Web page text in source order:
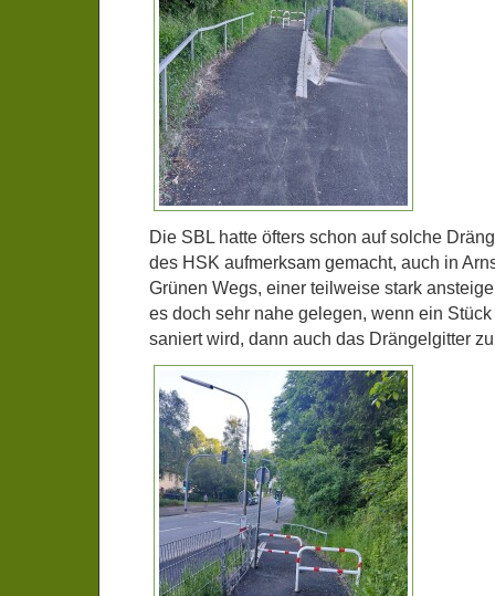
Die SBL hatte öfters schon auf solche
des HSK aufmerksam gemacht, auch in
Grünen Wegs, einer teilweise stark
es doch sehr nahe gelegen, wenn ein
saniert wird, dann auch das Drängelgitter